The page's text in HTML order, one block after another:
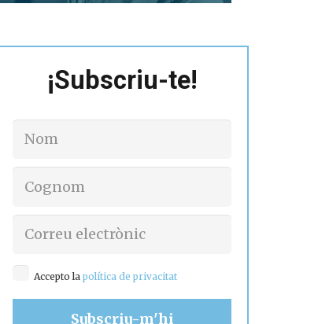
¡Subscriu-te!
Accepto lapolítica de privacitat